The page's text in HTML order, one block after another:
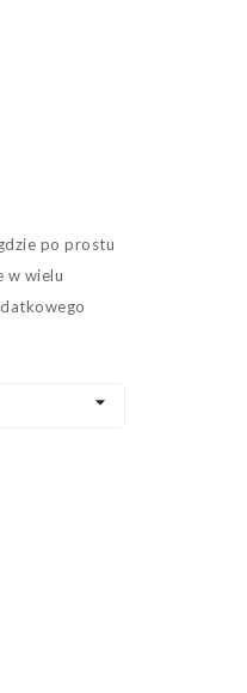
po prostu
w wielu
